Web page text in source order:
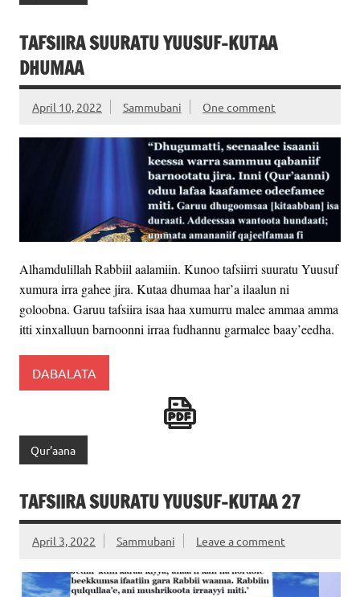
TAFSIIRA SUURATU YUUSUF-KUTAA
DHUMAA
April 10, 2022 Sammubani One comment
Alhamdulillah Rabbiil aalamiin. Kunoo tafsiirri suuratu Yuusuf
xumura irra gahee jira. Kutaa dhumaa har’a ilaalun ni
goloobna. Garuu tafsiira isaa haa xumurru malee ammaa amma
itti xinxalluun barnoonni irraa fudhannu garmalee baay’eedha.
DABALATA
Qur'aana
TAFSIIRA SUURATU YUUSUF-KUTAA 27
April 3, 2022 Sammubani Leave a comment